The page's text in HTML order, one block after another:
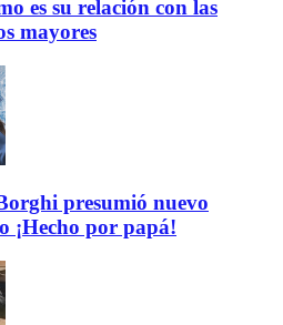
es su relación con las
mayores
presumió nuevo
¡Hecho por papá!